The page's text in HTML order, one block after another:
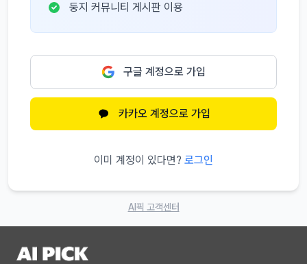
둥지 커뮤니티 게시판 이용
구글 계정으로 가입
카카오 계정으로 가입
이미 계정이 있다면? 로그인
AI픽 고객센터